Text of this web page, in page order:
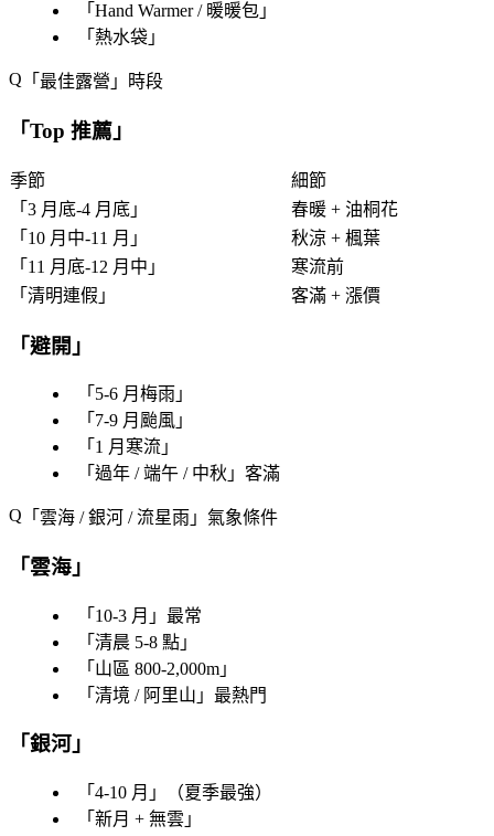
「 Hand Warmer / 暖暖包 」
「 熱水袋 」
「 最佳露營 」時段
「Top 推薦 」
季節
細節
「 3 月底-4 月底 」
春暖 + 油桐花
「 10 月中-11 月 」
秋涼 + 楓葉
「 11 月底-12 月中 」
寒流前
「 清明連假 」 客滿 + 漲價
「避開 」
「 5-6 月梅雨 」
「 7-9 月颱風 」
「 1 月寒流 」
「 過年 / 端午 / 中秋 」客滿
「 雲海 / 銀河 / 流星雨 」氣象條件
「 雲海 」
「 10-3 月 」最常
「 清晨 5-8 點 」
「 山區 800-2,000m 」
「 清境 / 阿里山 」最熱門
「銀河 」
「 4-10 月 」（夏季最強）
「 新月 + 無雲 」